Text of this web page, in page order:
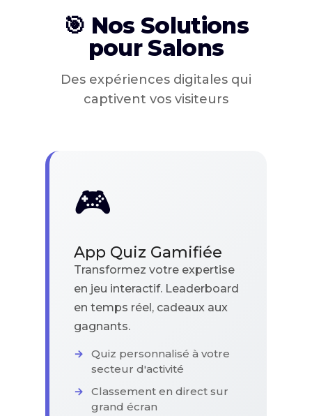
🎯 Nos Solutions
pour Salons
Des expériences digitales qui
captivent vos visiteurs
🎮
App Quiz Gamifiée
Transformez votre expertise
en jeu interactif. Leaderboard
en temps réel, cadeaux aux
gagnants.
Quiz personnalisé à votre
secteur d'activité
Classement en direct sur
grand écran